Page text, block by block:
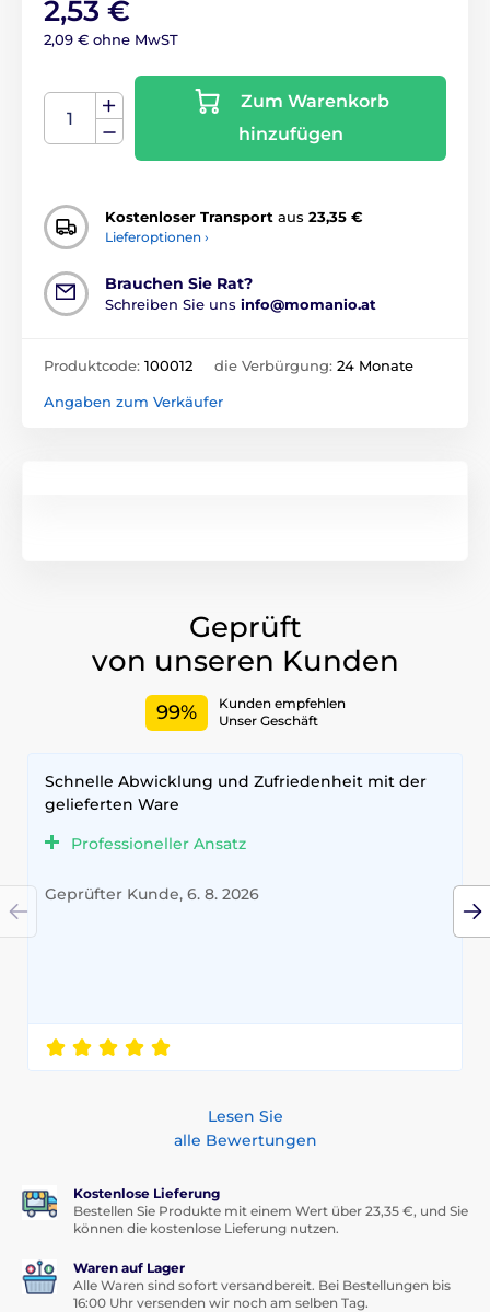
2,53 €
2,09 € ohne MwST
Zum Warenkorb
hinzufügen
Kostenloser Transport aus 23,35 €
Lieferoptionen ›
Brauchen Sie Rat?
Schreiben Sie uns info@momanio.at
Produktcode: 100012 die Verbürgung: 24 Monate
Angaben zum Verkäufer
Geprüft
von unseren Kunden
99%
Kunden empfehlen
Unser Geschäft
Schnelle Abwicklung und Zufriedenheit mit der
gelieferten Ware
Professioneller Ansatz
Geprüfter Kunde, 6. 8. 2026
Lesen Sie
alle Bewertungen
Kostenlose Lieferung
Bestellen Sie Produkte mit einem Wert über 23,35 €, und Sie
können die kostenlose Lieferung nutzen.
Waren auf Lager
Alle Waren sind sofort versandbereit. Bei Bestellungen bis
16:00 Uhr versenden wir noch am selben Tag.